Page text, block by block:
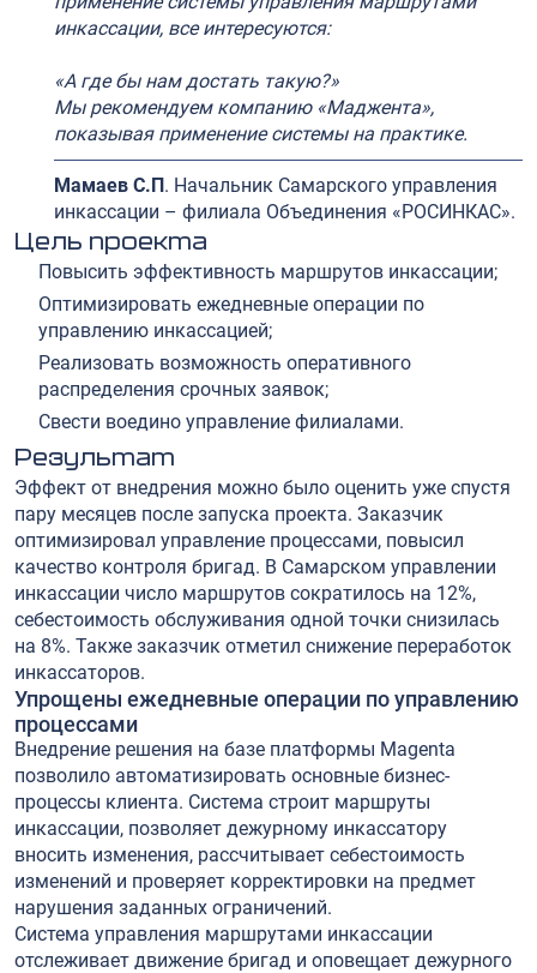
Цель проекта
Повысить эффективность маршрутов инкассации;
Оптимизировать ежедневные операции по
управлению инкассацией;
Реализовать возможность оперативного
распределения срочных заявок;
Свести воедино управление филиалами.
Результат
Эффект от внедрения можно было оценить уже спустя
пару месяцев после запуска проекта. Заказчик
оптимизировал управление процессами, повысил
качество контроля бригад. В Самарском управлении
инкассации число маршрутов сократилось на 12%,
себестоимость обслуживания одной точки снизилась
на 8%. Также заказчик отметил снижение переработок
инкассаторов.
Упрощены ежедневные операции по управлению
процессами
Внедрение решения на базе платформы Magenta
позволило автоматизировать основные бизнес-
процессы клиента. Система строит маршруты
инкассации, позволяет дежурному инкассатору
вносить изменения, рассчитывает себестоимость
изменений и проверяет корректировки на предмет
нарушения заданных ограничений.
Система управления маршрутами инкассации
отслеживает движение бригад и оповещает дежурного
инкассации, все интересуются:
«А где бы нам достать такую?»
Мы рекомендуем компанию «Маджента»,
показывая применение системы на практике.
Мамаев С.П. Начальник Самарского управления
инкассации – филиала Объединения «РОСИНКАС».